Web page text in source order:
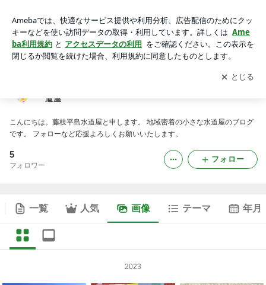
アプリをダウンロードして ブログの更新通知
を受け取りまし
ょう。
開く
道屋
こんにちは。藤枝平島水道屋と申します。 地域密着の小さな水道屋のブログ
です。 フォローなど応援よろしくお願いいたします。
5
フォロワー
フォロー
一覧 人気 画像 テーマ 年月
2023